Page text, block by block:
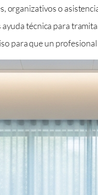
organizativos o
técnica para
para que un